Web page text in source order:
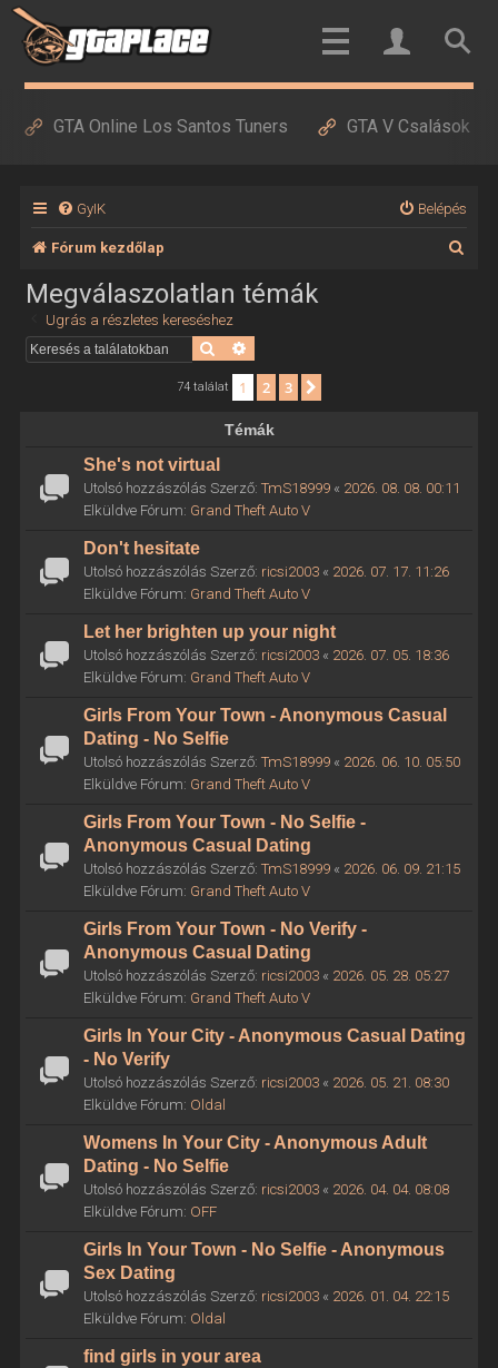
GTA Online Los Santos Tuners GTA V Csalások
GyIK Belépés
Fórum kezdőlap
Megválaszolatlan témák
Ugrás a részletes kereséshez
Keresés
74 találat 1 2 3
Témák
She's not virtual
Utolsó hozzászólás Szerző: TmS18999« 2026. 08. 08. 00:11
Elküldve Fórum: Grand Theft Auto V
Don't hesitate
Utolsó hozzászólás Szerző: ricsi2003« 2026. 07. 17. 11:26
Elküldve Fórum: Grand Theft Auto V
Let her brighten up your night
Utolsó hozzászólás Szerző: ricsi2003« 2026. 07. 05. 18:36
Elküldve Fórum: Grand Theft Auto V
Girls From Your Town - Anonymous Casual
Dating - No Selfie
Utolsó hozzászólás Szerző: TmS18999« 2026. 06. 10. 05:50
Elküldve Fórum: Grand Theft Auto V
Girls From Your Town - No Selfie -
Anonymous Casual Dating
Utolsó hozzászólás Szerző: TmS18999« 2026. 06. 09. 21:15
Elküldve Fórum: Grand Theft Auto V
Girls From Your Town - No Verify -
Anonymous Casual Dating
Utolsó hozzászólás Szerző: ricsi2003« 2026. 05. 28. 05:27
Elküldve Fórum: Grand Theft Auto V
Girls In Your City - Anonymous Casual Dating
- No Verify
Utolsó hozzászólás Szerző: ricsi2003« 2026. 05. 21. 08:30
Elküldve Fórum: Oldal
Womens In Your City - Anonymous Adult
Dating - No Selfie
Utolsó hozzászólás Szerző: ricsi2003« 2026. 04. 04. 08:08
Elküldve Fórum: OFF
Girls In Your Town - No Selfie - Anonymous
Sex Dating
Utolsó hozzászólás Szerző: ricsi2003« 2026. 01. 04. 22:15
Elküldve Fórum: Oldal
find girls in your area